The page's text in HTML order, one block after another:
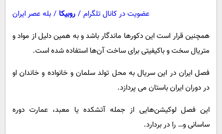
عضویت در کانال تلگرام / روبیکا / بله عصر ایران
همچنین قرار است این دکورها ماندگار باشد و به همین دلیل از مواد و
متریال سخت و باکیفیتی برای ساخت آن‌ها استفاده شده است.
فصل ایران در این سریال به محل تولد سلمان و خانواده و خاندان او
در دوران ایران باستان می پردازد.
این فصل لوکیشن‌هایی از جمله آتشکده یا معبد، عمارت دوره
ساسانی و… را در بردارد.